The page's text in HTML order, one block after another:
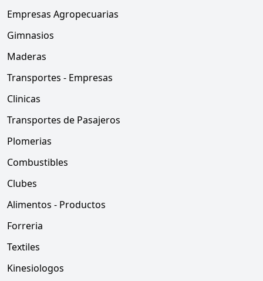
Empresas Agropecuarias
Gimnasios
Maderas
Transportes - Empresas
Clinicas
Transportes de Pasajeros
Plomerias
Combustibles
Clubes
Alimentos - Productos
Forreria
Textiles
Kinesiologos